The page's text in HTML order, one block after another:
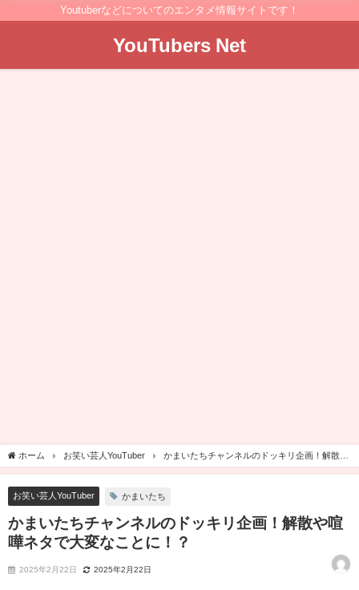
Youtuberなどについてのエンタメ情報サイトです！
YouTubers Net
ホーム お笑い芸人YouTuber
かまいたちチャンネルのドッキリ企画！解散や
喧嘩ネタで大変なことに！？
お笑い芸人YouTuber かまいたち
かまいたちチャンネルのドッキリ企画！解散や喧
嘩ネタで大変なことに！？
2025年2月22日 2025年2月22日